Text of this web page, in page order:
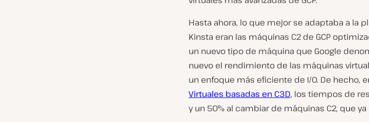
Hasta ahora, lo que mejor se adaptaba a la
Kinsta eran las máquinas C2 de GCP
un nuevo tipo de máquina que Google
nuevo el rendimiento de las máquinas
un enfoque más eficiente de I/O. De hecho,
Virtuales basadas en C3D, los tiempos de
y un 50% al cambiar de máquinas C2, que